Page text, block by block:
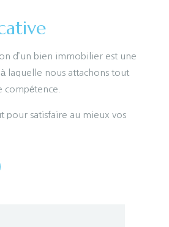
d’un bien immobilier est une
laquelle nous attachons tout
compétence.
pour satisfaire au mieux vos